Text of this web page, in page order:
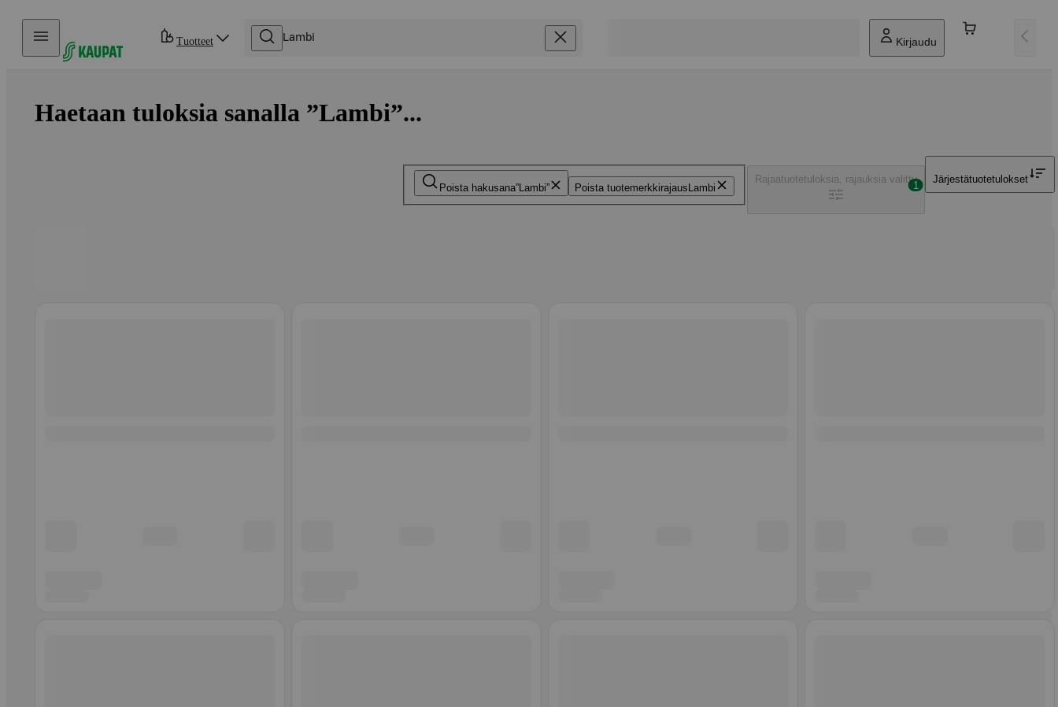
Hyppää sisältöön
Tuotteet Kirjaudu
Haetaan tuloksia sanalla ”Lambi”...
Poista hakusana Lambi Poista tuotemerkkirajaus Lambi
Rajaatuotetuloksia, rajauksia valittu
1
Järjestätuotetulokset